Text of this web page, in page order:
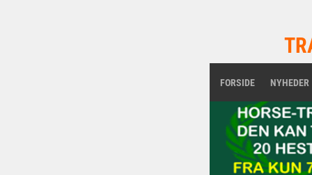
FORSIDE NYHEDER